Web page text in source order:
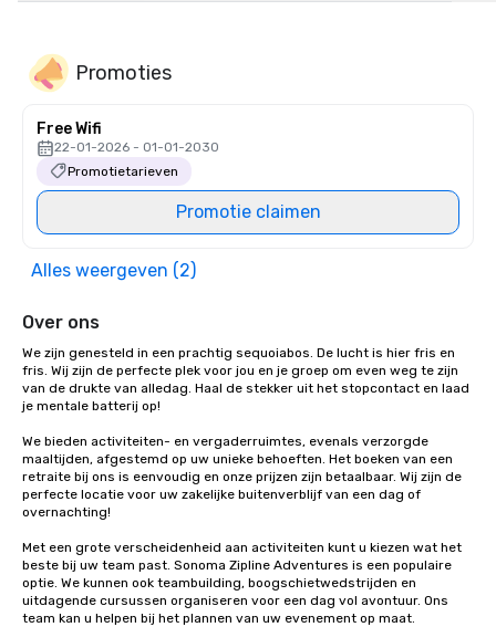
Promoties
Free Wifi
22-01-2026 - 01-01-2030
Promotietarieven
Promotie claimen
Alles weergeven (2)
Over ons
We zijn genesteld in een prachtig sequoiabos. De lucht is hier fris en
fris. Wij zijn de perfecte plek voor jou en je groep om even weg te zijn
van de drukte van alledag. Haal de stekker uit het stopcontact en laad
je mentale batterij op!
We bieden activiteiten- en vergaderruimtes, evenals verzorgde
maaltijden, afgestemd op uw unieke behoeften. Het boeken van een
retraite bij ons is eenvoudig en onze prijzen zijn betaalbaar. Wij zijn de
perfecte locatie voor uw zakelijke buitenverblijf van een dag of
overnachting!
Met een grote verscheidenheid aan activiteiten kunt u kiezen wat het
beste bij uw team past. Sonoma Zipline Adventures is een populaire
optie. We kunnen ook teambuilding, boogschietwedstrijden en
uitdagende cursussen organiseren voor een dag vol avontuur. Ons
team kan u helpen bij het plannen van uw evenement op maat.